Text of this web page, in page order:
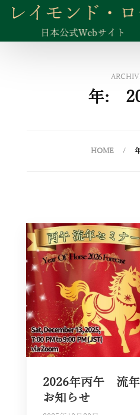
年:
HOME
2026年丙午 流
お知らせ